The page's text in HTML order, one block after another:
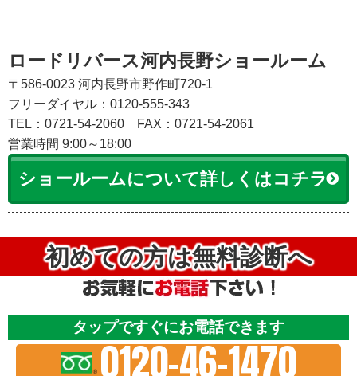
ロードリバース河内長野ショールーム
〒586-0023 河内長野市野作町720-1
フリーダイヤル：0120-555-343
TEL：0721-54-2060
FAX：0721-54-2061
営業時間 9:00～18:00
ショールームについて詳しくはコチラ
初めての方は無料診断へ
タップですぐにお電話できます
0120-46-1470